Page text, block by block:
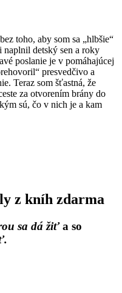
toho, aby som sa „hlbšie“
naplnil detský sen a roky
poslanie je v pomáhajúcej
presvedčivo a
Teraz som šťastná, že
za otvorením brány do
sú, čo v nich je a kam
z kníh zdarma
sa dá žiťa so